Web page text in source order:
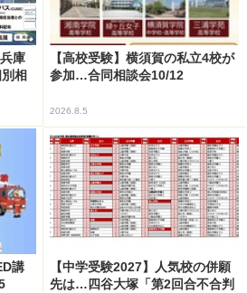
庫
相
【高校受験】横須賀の私立4校が
参加…合同相談会10/12
2026.8.5
講
【中学受験2027】人気校の併願
先は…四谷大塚「第2回合不合判